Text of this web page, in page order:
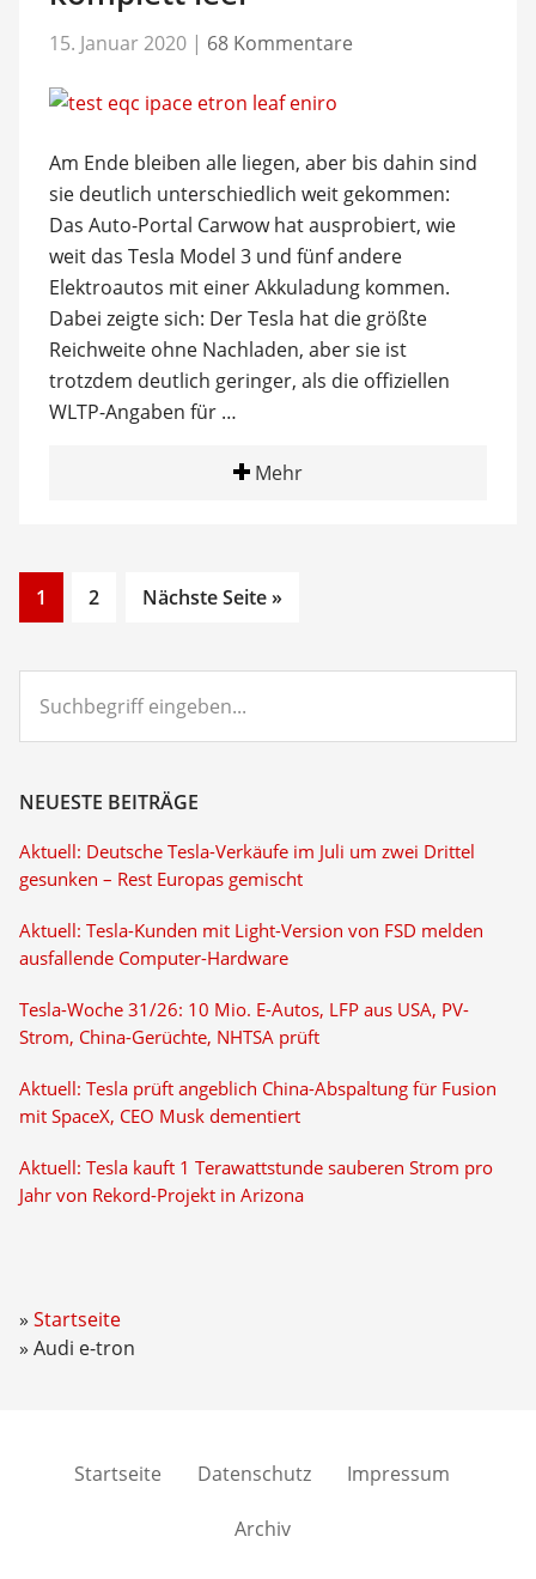
15. Januar 2020 | 68 Kommentare
Am Ende bleiben alle liegen, aber bis dahin sind
sie deutlich unterschiedlich weit gekommen:
Das Auto-Portal Carwow hat ausprobiert, wie
weit das Tesla Model 3 und fünf andere
Elektroautos mit einer Akkuladung kommen.
Dabei zeigte sich: Der Tesla hat die größte
Reichweite ohne Nachladen, aber sie ist
trotzdem deutlich geringer, als die offiziellen
WLTP-Angaben für …
Mehr
Go
to
1
Go
2 Nächste Seite »
eingeben...
NEUESTE BEITRÄGE
Aktuell: Deutsche Tesla-Verkäufe im Juli um zwei Drittel
gesunken – Rest Europas gemischt
Aktuell: Tesla-Kunden mit Light-Version von FSD melden
ausfallende Computer-Hardware
Tesla-Woche 31/26: 10 Mio. E-Autos, LFP aus USA, PV-
Strom, China-Gerüchte, NHTSA prüft
Aktuell: Tesla prüft angeblich China-Abspaltung für Fusion
mit SpaceX, CEO Musk dementiert
Aktuell: Tesla kauft 1 Terawattstunde sauberen Strom pro
Jahr von Rekord-Projekt in Arizona
Startseite
Audi e-tron
Startseite Datenschutz Impressum
Archiv